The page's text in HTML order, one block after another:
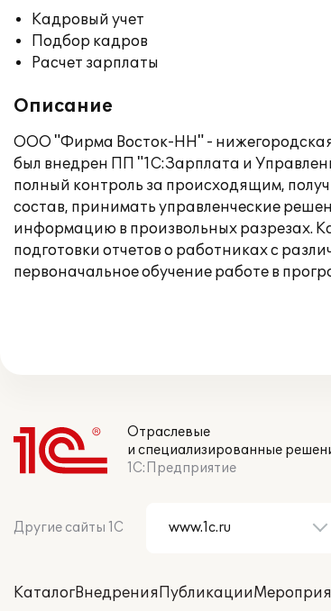
Кадровый учет
Подбор кадров
Расчет зарплаты
Описание
ООО "Фирма Восток-НН" - нижегородская
был внедрен ПП "1С:Зарплата и
полный контроль за происходящим,
состав, принимать управленческие
информацию в произвольных разрезах.
подготовки отчетов о работниках с
первоначальное обучение работе в
Отраслевые
и специализированные
1С:Предприятие
Другие сайты 1С
КаталогВнедренияПубликации